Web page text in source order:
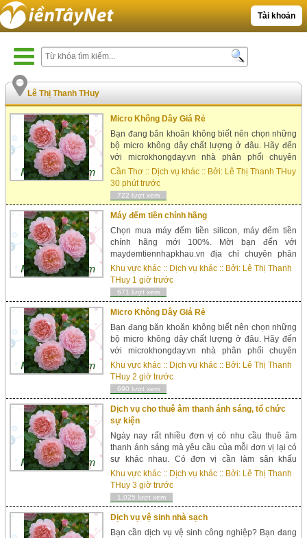
Tài khoản
Lê Thị Thanh THuy
Micro Không Dây Giá Rẻ
Bạn đang băn khoăn không biết nên chọn những
bộ micro không dây chất lượng ở đâu. Hãy đến
với microkhongday.vn nhà phân phối chuyên
nghiệp, đơn vị chuyên cung cấp các dòng sản
phẩm micro không dây chính hãng tốt nhất h...
Cần Thơ :: Dịch vụ khác :: Bởi: Lê Thị Thanh THuy
30 phút trước
722 lượt xem
Máy đếm tiền chính hãng
Chọn mua máy đếm tiền silicon, máy đếm tiền
chính hãng mới 100%. Mời bạn đến với
maydemtiennhapkhau.vn địa chỉ chuyên phân
phối và sửa chữa máy đếm tiền uy tín hàng đầu
hiện nay. Phân phối máy đếm tiền uy tín chất
lượng Hiệp Hưng Th...
Khu vực khác :: Dịch vụ khác :: Bởi: Lê Thị Thanh
THuy 1 giờ trước
671 lượt xem
Micro Không Dây Giá Rẻ
Bạn đang băn khoăn không biết nên chọn những
bộ micro không dây chất lượng ở đâu. Hãy đến
với microkhongday.vn nhà phân phối chuyên
nghiệp, đơn vị chuyên cung cấp các dòng sản
phẩm micro không dây chính hãng tốt nhất h...
Khu vực khác :: Dịch vụ khác :: Bởi: Lê Thị Thanh
THuy 2 giờ trước
690 lượt xem
Dịch vụ cho thuê âm thanh ánh sáng, tổ chức
sự kiện
Ngày nay rất nhiều đơn vị có nhu cầu thuê âm
thanh ánh sáng mà yêu cầu của mỗi đơn vị lại có
sự khác nhau. Có đơn vị cần làm sân khấu
chuyên nghiệp nên âm thanh ánh sáng cũng đòi
hỏi phải chuy&e...
Khu vực khác :: Dịch vụ khác :: Bởi: Lê Thị Thanh
THuy 3 giờ trước
1,025 lượt xem
Dịch vụ vệ sinh nhà sạch
Bạn cần dịch vụ vệ sinh công nghiệp? Bạn đang